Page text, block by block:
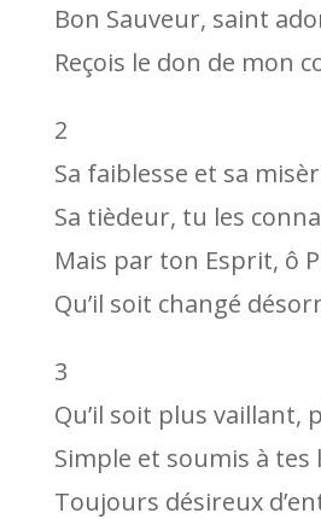
Bon Sauveur, saint
Reçois le don de mon
2
Sa faiblesse et sa
Sa tièdeur, tu les
Mais par ton Esprit, ô
Qu’il soit changé
3
Qu’il soit plus vaillant,
Simple et soumis à tes
Toujours désireux